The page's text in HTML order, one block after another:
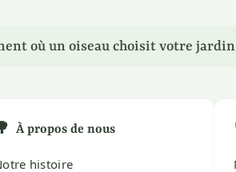
où un oiseau choisit votre
À propos de nous
histoire